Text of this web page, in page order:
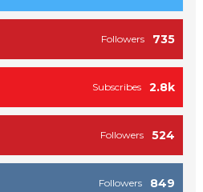
735
Followers
2.8k
Subscribes
524
Followers
849
Followers